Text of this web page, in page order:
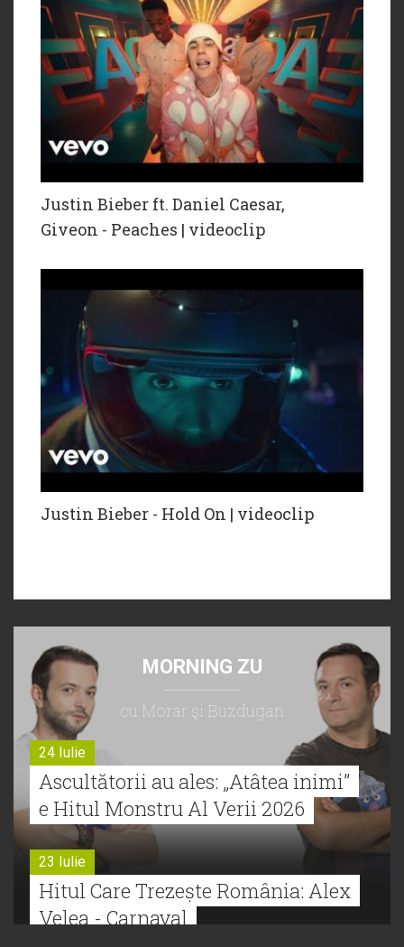
Justin Bieber ft. Daniel Caesar,
Giveon - Peaches | videoclip
Justin Bieber - Hold On | videoclip
MORNING ZU
cu Morar şi Buzdugan
24 Iulie
Ascultătorii au ales: „Atâtea inimi”
e Hitul Monstru Al Verii 2026
23 Iulie
Hitul Care Trezește România: Alex
Velea - Carnaval